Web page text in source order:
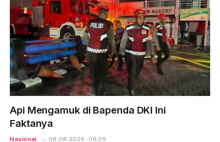
Api Mengamuk di Bapenda DKI Ini
Faktanya
Nasional 08-08-2026 - 08.05